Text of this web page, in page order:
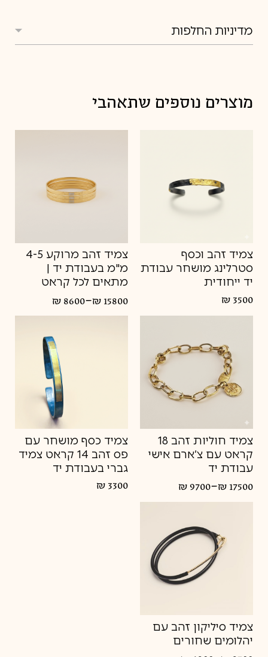
מדיניות החלפות
מוצרים נוספים שתאהבי
צמיד זהב וכסף
סטרלינג מושחר עבודת
יד ייחודית
₪ 3500
צמיד זהב מרוקע 4-5
מ"מ בעבודת יד |
מתאים לכל קראט
₪ 8600–₪ 15800
טווח
מחירים:
צמיד חוליות זהב 18
קראט עם צ’ארם אישי
עבודת יד
₪9700–₪ 17500
טווח
מחירים:
צמיד כסף מושחר עם
פס זהב 14 קראט צמיד
גברי בעבודת יד
₪ 3300
צמיד סיליקון זהב עם
יהלומים שחורים